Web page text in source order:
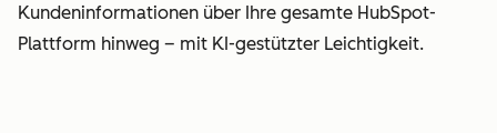
Kundeninformationen über Ihre gesamte HubSpot-
Plattform hinweg – mit KI-gestützter Leichtigkeit.